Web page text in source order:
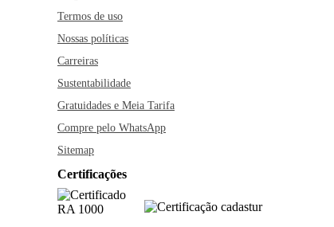
Termos de uso
Nossas políticas
Carreiras
Sustentabilidade
Gratuidades e Meia Tarifa
Compre pelo WhatsApp
Sitemap
Certificações